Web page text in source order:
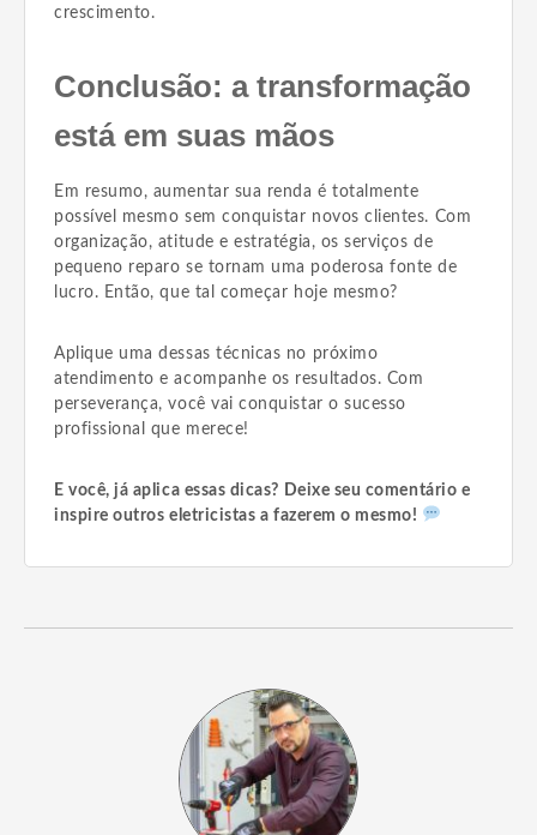
crescimento.
Conclusão: a transformação
está em suas mãos
Em resumo, aumentar sua renda é totalmente
possível mesmo sem conquistar novos clientes. Com
organização, atitude e estratégia, os serviços de
pequeno reparo se tornam uma poderosa fonte de
lucro. Então, que tal começar hoje mesmo?
Aplique uma dessas técnicas no próximo
atendimento e acompanhe os resultados. Com
perseverança, você vai conquistar o sucesso
profissional que merece!
E você, já aplica essas dicas? Deixe seu comentário e
inspire outros eletricistas a fazerem o mesmo!